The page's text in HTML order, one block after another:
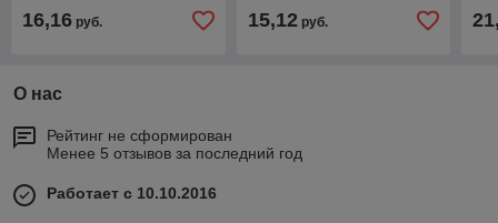
16,16 руб. 15,12руб.
О нас
Рейтинг не сформирован
Менее 5 отзывов за последний год
Работает с 10.10.2016